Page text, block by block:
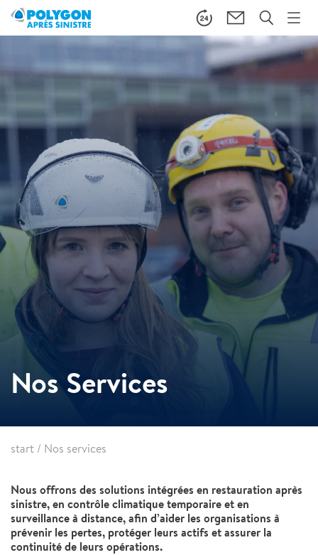
Nos Services
start / Nos services
Nous offrons des solutions intégrées en restauration après
sinistre, en contrôle climatique temporaire et en
surveillance à distance, afin d’aider les organisations à
prévenir les pertes, protéger leurs actifs et assurer la
continuité de leurs opérations.